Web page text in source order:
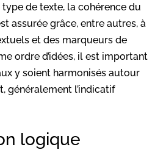
de texte, la cohérence du
assurée grâce, entre autres, à
et des marqueurs de
ordre d’idées, il est important
y soient harmonisés autour
généralement l’indicatif
logique